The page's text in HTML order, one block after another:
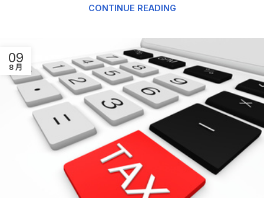
CONTINUE READING
09
8 月